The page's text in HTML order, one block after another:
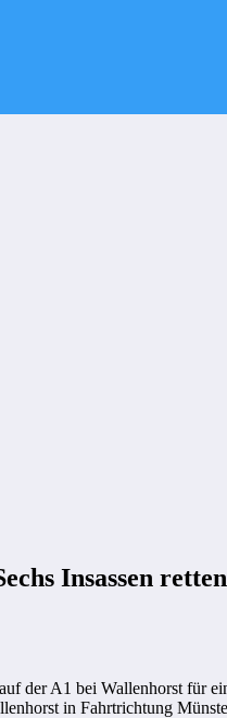
Insassen
der A1 bei Wallenhorst für
in Fahrtrichtung